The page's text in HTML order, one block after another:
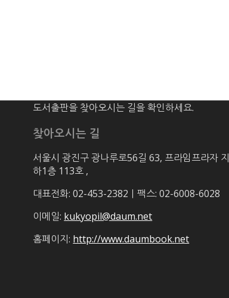
도서출판을 찾아오시는 길을 확인하세요.
찾아오시는 길
서울시 광진구 광나루로56길 63, 프라임프라자 지
하1층 113호 ,
대표전화: 02-453-2382ㅣ팩스: 02-6008-6028
이메일: kukyopil@daum.net
홈페이지: http://www.daumbook.net